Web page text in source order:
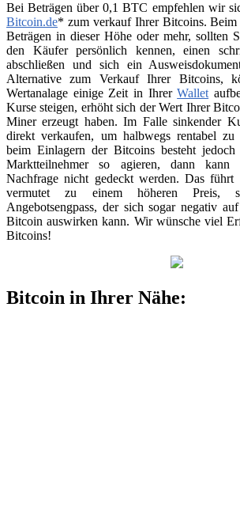
Bei Beträgen über 0,1 BTC empfehlen wir
Bitcoin.de* zum verkauf Ihrer Bitcoins.
Beträgen in dieser Höhe oder mehr, sollten
den Käufer persönlich kennen, einen
abschließen und sich ein
Alternative zum Verkauf Ihrer Bitcoins,
Wertanalage einige Zeit in IhrerWallet
Kurse steigen, erhöht sich der Wert Ihrer
Miner erzeugt haben. Im Falle sinkender
direkt verkaufen, um halbwegs rentabel zu
beim Einlagern der Bitcoins besteht
Marktteilnehmer so agieren, dann
Nachfrage nicht gedeckt werden. Das führt
vermutet zu einem höheren Preis,
Angebotsengpass, der sich sogar negativ
Bitcoin auswirken kann. Wir wünsche viel
Bitcoins!
Bitcoin in Ihrer Nähe: